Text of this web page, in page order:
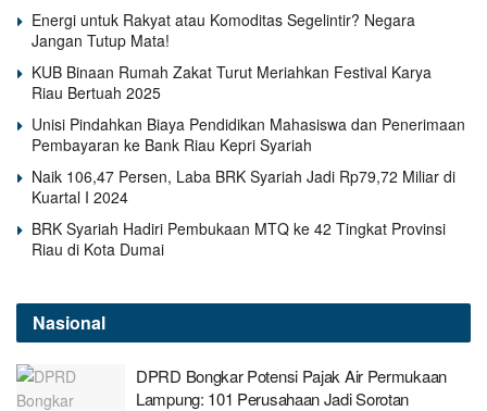
Energi untuk Rakyat atau Komoditas Segelintir? Negara
Jangan Tutup Mata!
KUB Binaan Rumah Zakat Turut Meriahkan Festival Karya
Riau Bertuah 2025
Unisi Pindahkan Biaya Pendidikan Mahasiswa dan Penerimaan
Pembayaran ke Bank Riau Kepri Syariah
Naik 106,47 Persen, Laba BRK Syariah Jadi Rp79,72 Miliar di
Kuartal I 2024
BRK Syariah Hadiri Pembukaan MTQ ke 42 Tingkat Provinsi
Riau di Kota Dumai
Nasional
DPRD Bongkar Potensi Pajak Air Permukaan
Lampung: 101 Perusahaan Jadi Sorotan